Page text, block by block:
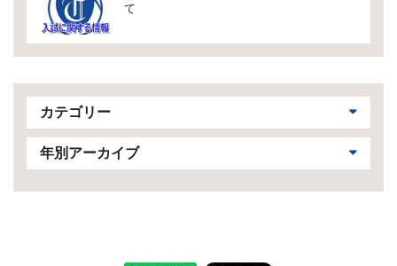
て
カテゴリー
年別アーカイブ